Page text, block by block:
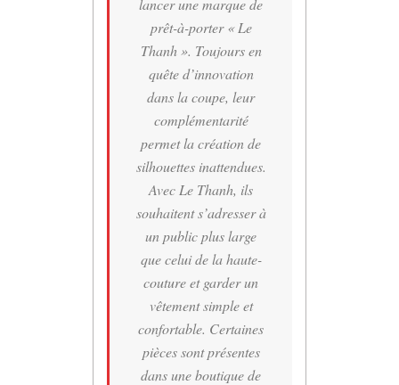
lancer une marque de
prêt-à-porter « Le
Thanh ». Toujours en
quête d’innovation
dans la coupe, leur
complémentarité
permet la création de
silhouettes inattendues.
Avec Le Thanh, ils
souhaitent s’adresser à
un public plus large
que celui de la haute-
couture et garder un
vêtement simple et
confortable. Certaines
pièces sont présentes
dans une boutique de